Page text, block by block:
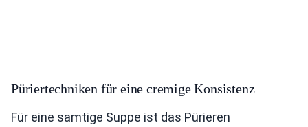
Püriertechniken für eine cremige Konsistenz
Für eine samtige Suppe ist das Pürieren